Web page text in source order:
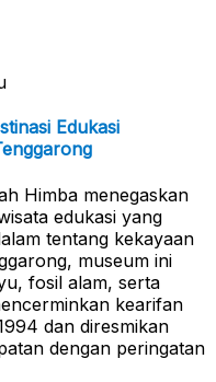
Edukasi
Himba menegaskan
edukasi yang
tentang kekayaan
museum ini
fosil alam, serta
kearifan
dan diresmikan
dengan peringatan